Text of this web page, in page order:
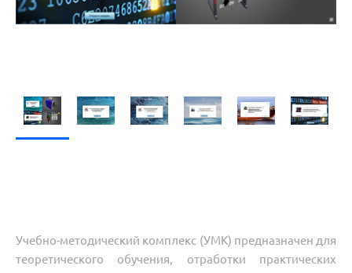
Учебно-методический комплекс (УМК) предназначен для
теоретического обучения, отработки практических